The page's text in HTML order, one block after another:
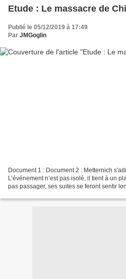
Etude : Le massacre de
Publié le 05/12/2019 à 17:49
Par JMGoglin
Document 1 : Document 2 : Metternich
L’événement n’est pas isolé, il tient à un
pas passager, ses suites se feront sentir